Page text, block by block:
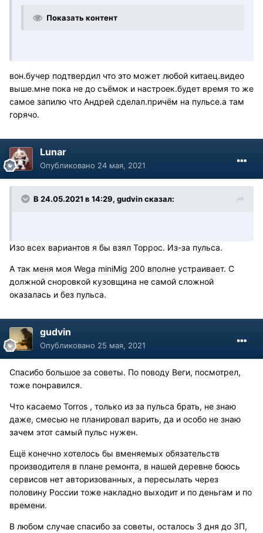
Показать контент
вон.бучер подтвердил что это может любой китаец.видео
выше.мне пока не до съёмок и настроек.будет время то же
самое запилю что Андрей сделал.причём на пульсе.а там
горячо.
Lunar
Опубликовано 24 мая, 2021
В 24.05.2021 в 14:29, gudvin сказал:
Изо всех вариантов я бы взял Торрос. Из-за пульса.
А так меня моя Wega miniMig 200 вполне устраивает. С
должной сноровкой кузовщина не самой сложной
оказалась и без пульса.
gudvin
Опубликовано 25 мая, 2021
Спасибо большое за советы. По поводу Веги, посмотрел,
тоже понравился.
Что касаемо Torros , только из за пульса брать, не знаю
даже, смесью не планировал варить, да и особо не знаю
зачем этот самый пульс нужен.
Ещё конечно хотелось бы вменяемых обязательств
производителя в плане ремонта, в нашей деревне боюсь
сервисов нет авторизованных, а пересылать через
половину России тоже накладно выходит и по деньгам и по
времени.
В любом случае спасибо за советы, осталось 3 дня до ЗП,